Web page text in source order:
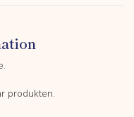
produkten.